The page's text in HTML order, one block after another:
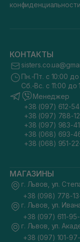
конфиденциальности
КОНТАКТЫ
Пн.-Пт. с 10:00 до
Сб.-Вс. с 11:00 до
Менеджер
+38 (097) 612-
+38 (097) 788-
+38 (097) 983-
+38 (068) 693-
+38 (068) 951-
МАГАЗИНЫ
г. Львов, ул.
+38 (098) 778-
г. Львов, ул.
+38 (097) 611-
г. Львов, ул.
+38 (097) 101-97-